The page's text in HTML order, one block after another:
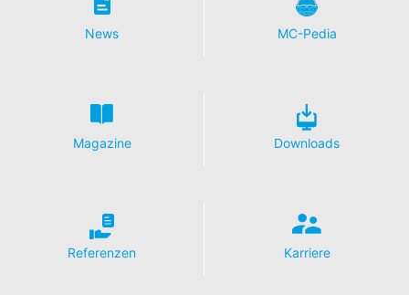
News MC-Pedia
Magazine Downloads
Referenzen Karriere